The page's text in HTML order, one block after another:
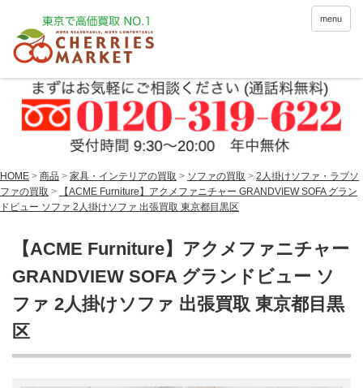
menu
HOME > 商品 > 家具・インテリアの買取 > ソファの買取 > 2人掛けソファ・ラブソ
ファの買取 >
【ACME Furniture】アクメファニチャー GRANDVIEW SOFA グラン
ドビュー ソファ 2人掛けソファ 出張買取 東京都目黒区
【ACME Furniture】アクメファニチャー
GRANDVIEW SOFA グランドビュー ソ
ファ 2人掛けソファ 出張買取 東京都目黒
区